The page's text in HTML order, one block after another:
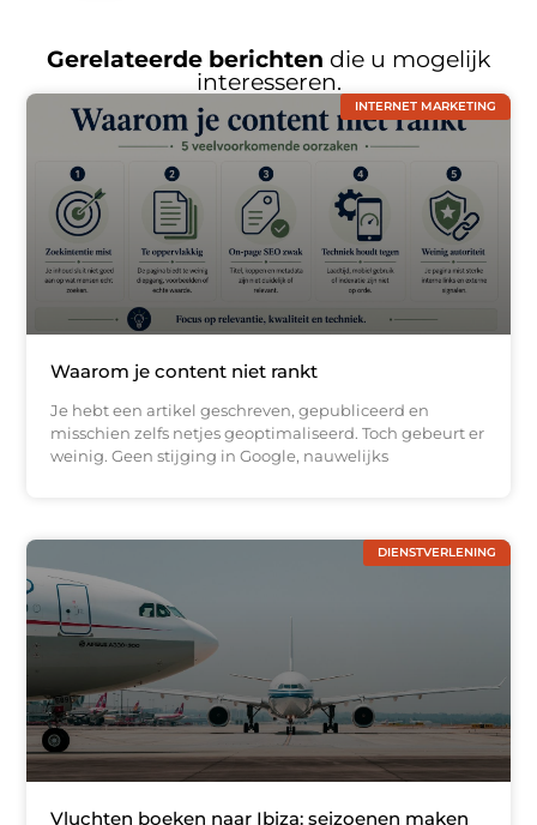
Gerelateerde berichten die u mogelijk
interesseren.
INTERNET MARKETING
Waarom je content niet rankt
Je hebt een artikel geschreven, gepubliceerd en
misschien zelfs netjes geoptimaliseerd. Toch gebeurt er
weinig. Geen stijging in Google, nauwelijks
DIENSTVERLENING
Vluchten boeken naar Ibiza: seizoenen maken